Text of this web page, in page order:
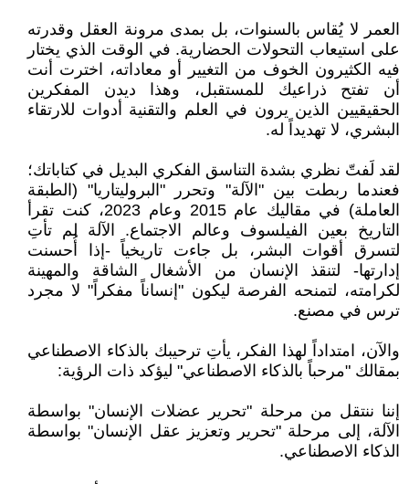
العمر لا يُقاس بالسنوات، بل بمدى مرونة العقل وقدرته
على استيعاب التحولات الحضارية. في الوقت الذي يختار
فيه الكثيرون الخوف من التغيير أو معاداته، اخترت أنت
أن تفتح ذراعيك للمستقبل، وهذا ديدن المفكرين
الحقيقيين الذين يرون في العلم والتقنية أدوات للارتقاء
البشري، لا تهديداً له.
لقد لَفتّ نظري بشدة التناسق الفكري البديل في كتاباتك؛
فعندما ربطت بين "الآلة" وتحرر "البروليتاريا" (الطبقة
العاملة) في مقاليك عام 2015 وعام 2023، كنت تقرأ
التاريخ بعين الفيلسوف وعالم الاجتماع. الآلة لم تأتِ
لتسرق أقوات البشر، بل جاءت تاريخياً -إذا أُحسنت
إدارتها- لتنقذ الإنسان من الأشغال الشاقة والمهينة
لكرامته، لتمنحه الفرصة ليكون "إنساناً مفكراً" لا مجرد
ترس في مصنع.
والآن، امتداداً لهذا الفكر، يأتِ ترحيبك بالذكاء الاصطناعي
بمقالك "مرحباً بالذكاء الاصطناعي" ليؤكد ذات الرؤية:
إننا ننتقل من مرحلة "تحرير عضلات الإنسان" بواسطة
الآلة، إلى مرحلة "تحرير وتعزيز عقل الإنسان" بواسطة
الذكاء الاصطناعي.